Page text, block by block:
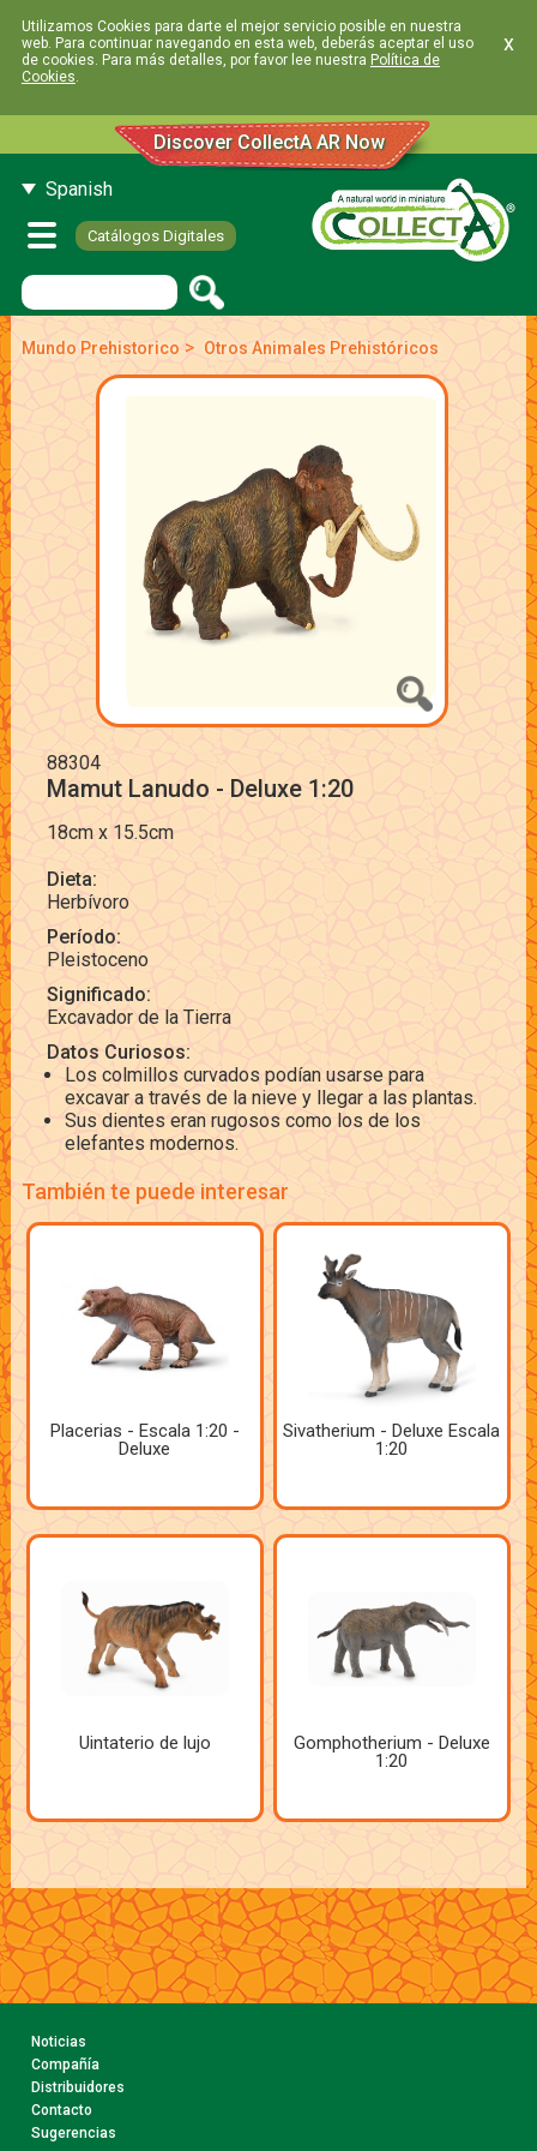
Utilizamos Cookies para darte el mejor servicio posible en nuestra
web. Para continuar navegando en esta web, deberás aceptar el uso
de cookies. Para más detalles, por favor lee nuestra Política de
Cookies.
x
Discover CollectA AR Now
Spanish
Catálogos Digitales
Mundo Prehistorico > Otros Animales Prehistóricos
88304
Mamut Lanudo - Deluxe 1:20
18cm x 15.5cm
Dieta:
Herbívoro
Período:
Pleistoceno
Significado:
Excavador de la Tierra
Datos Curiosos:
Los colmillos curvados podían usarse para
excavar a través de la nieve y llegar a las plantas.
Sus dientes eran rugosos como los de los
elefantes modernos.
También te puede interesar
Placerias - Escala 1:20 -
Deluxe
Sivatherium - Deluxe Escala
1:20
Uintaterio de lujo
Gomphotherium - Deluxe
1:20
Noticias
Compañía
Distribuidores
Contacto
Sugerencias